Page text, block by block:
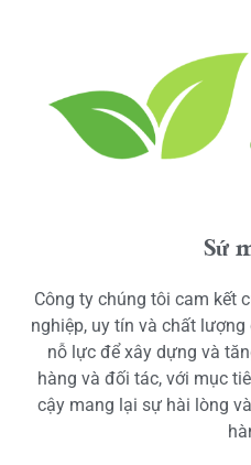
Sứ
Công ty chúng tôi cam kết
nghiệp, uy tín và chất
nỗ lực để xây dựng và
hàng và đối tác, với mục
cậy mang lại sự hài lòng